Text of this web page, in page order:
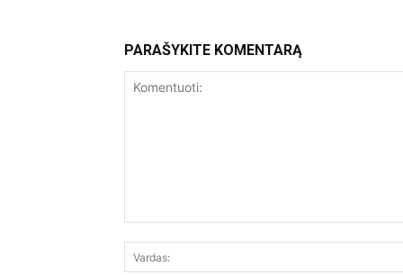
PARAŠYKITE KOMENTARĄ